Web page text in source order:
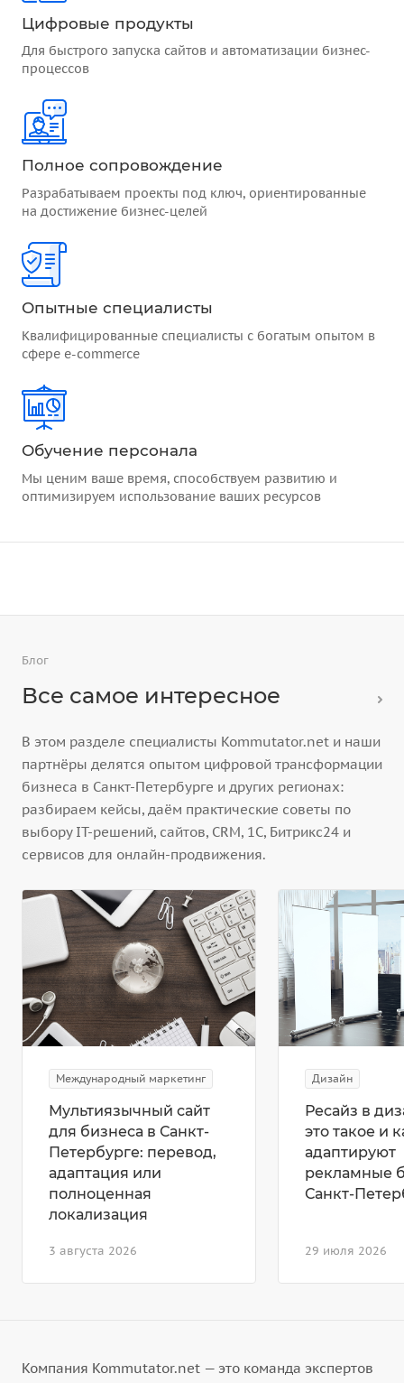
Цифровые продукты
Для быстрого запуска сайтов и автоматизации бизнес-
процессов
Полное сопровождение
Разрабатываем проекты под ключ, ориентированные
на достижение бизнес-целей
Опытные специалисты
Квалифицированные специалисты с богатым опытом в
сфере e-commerce
Обучение персонала
Мы ценим ваше время, способствуем развитию и
оптимизируем использование ваших ресурсов
Блог
Все самое интересное
В этом разделе специалисты Kommutator.net и наши
партнёры делятся опытом цифровой трансформации
бизнеса в Санкт-Петербурге и других регионах:
разбираем кейсы, даём практические советы по
выбору IT-решений, сайтов, CRM, 1С, Битрикс24 и
сервисов для онлайн-продвижения.
Международный маркетинг
3 августа 2026
Мультиязычный сайт
для бизнеса в Санкт-
Петербурге: перевод,
адаптация или
полноценная
локализация
Дизайн
29 июля 2026
Ресайз в
это такое и
адаптируют
рекламные
Санкт-
Компания Kommutator.net — это команда экспертов